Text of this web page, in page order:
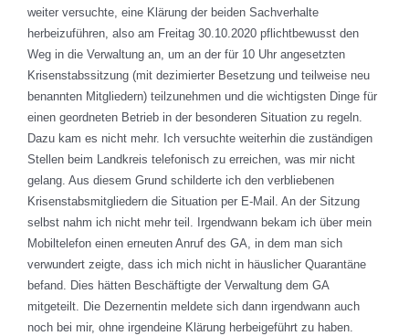
weiter versuchte, eine Klärung der beiden Sachverhalte
herbeizuführen, also am Freitag 30.10.2020 pflichtbewusst den
Weg in die Verwaltung an, um an der für 10 Uhr angesetzten
Krisenstabssitzung (mit dezimierter Besetzung und teilweise neu
benannten Mitgliedern) teilzunehmen und die wichtigsten Dinge für
einen geordneten Betrieb in der besonderen Situation zu regeln.
Dazu kam es nicht mehr. Ich versuchte weiterhin die zuständigen
Stellen beim Landkreis telefonisch zu erreichen, was mir nicht
gelang. Aus diesem Grund schilderte ich den verbliebenen
Krisenstabsmitgliedern die Situation per E-Mail. An der Sitzung
selbst nahm ich nicht mehr teil. Irgendwann bekam ich über mein
Mobiltelefon einen erneuten Anruf des GA, in dem man sich
verwundert zeigte, dass ich mich nicht in häuslicher Quarantäne
befand. Dies hätten Beschäftigte der Verwaltung dem GA
mitgeteilt. Die Dezernentin meldete sich dann irgendwann auch
noch bei mir, ohne irgendeine Klärung herbeigeführt zu haben.